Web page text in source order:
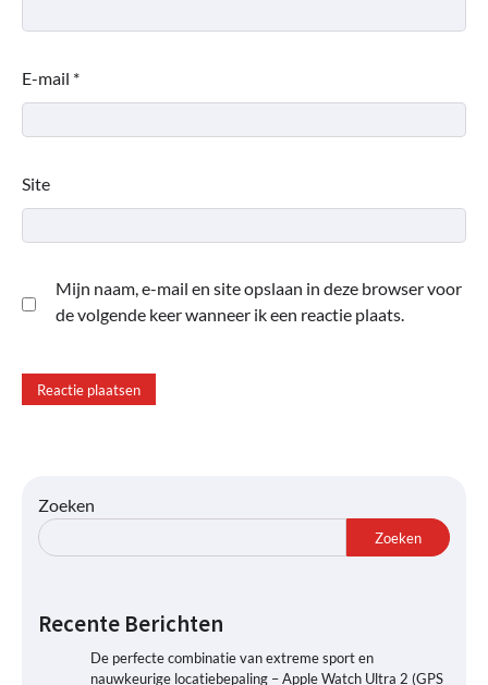
E-mail *
Site
Mijn naam, e-mail en site opslaan in deze browser voor
de volgende keer wanneer ik een reactie plaats.
Zoeken
Zoeken
Recente Berichten
De perfecte combinatie van extreme sport en
nauwkeurige locatiebepaling – Apple Watch Ultra 2 (GPS